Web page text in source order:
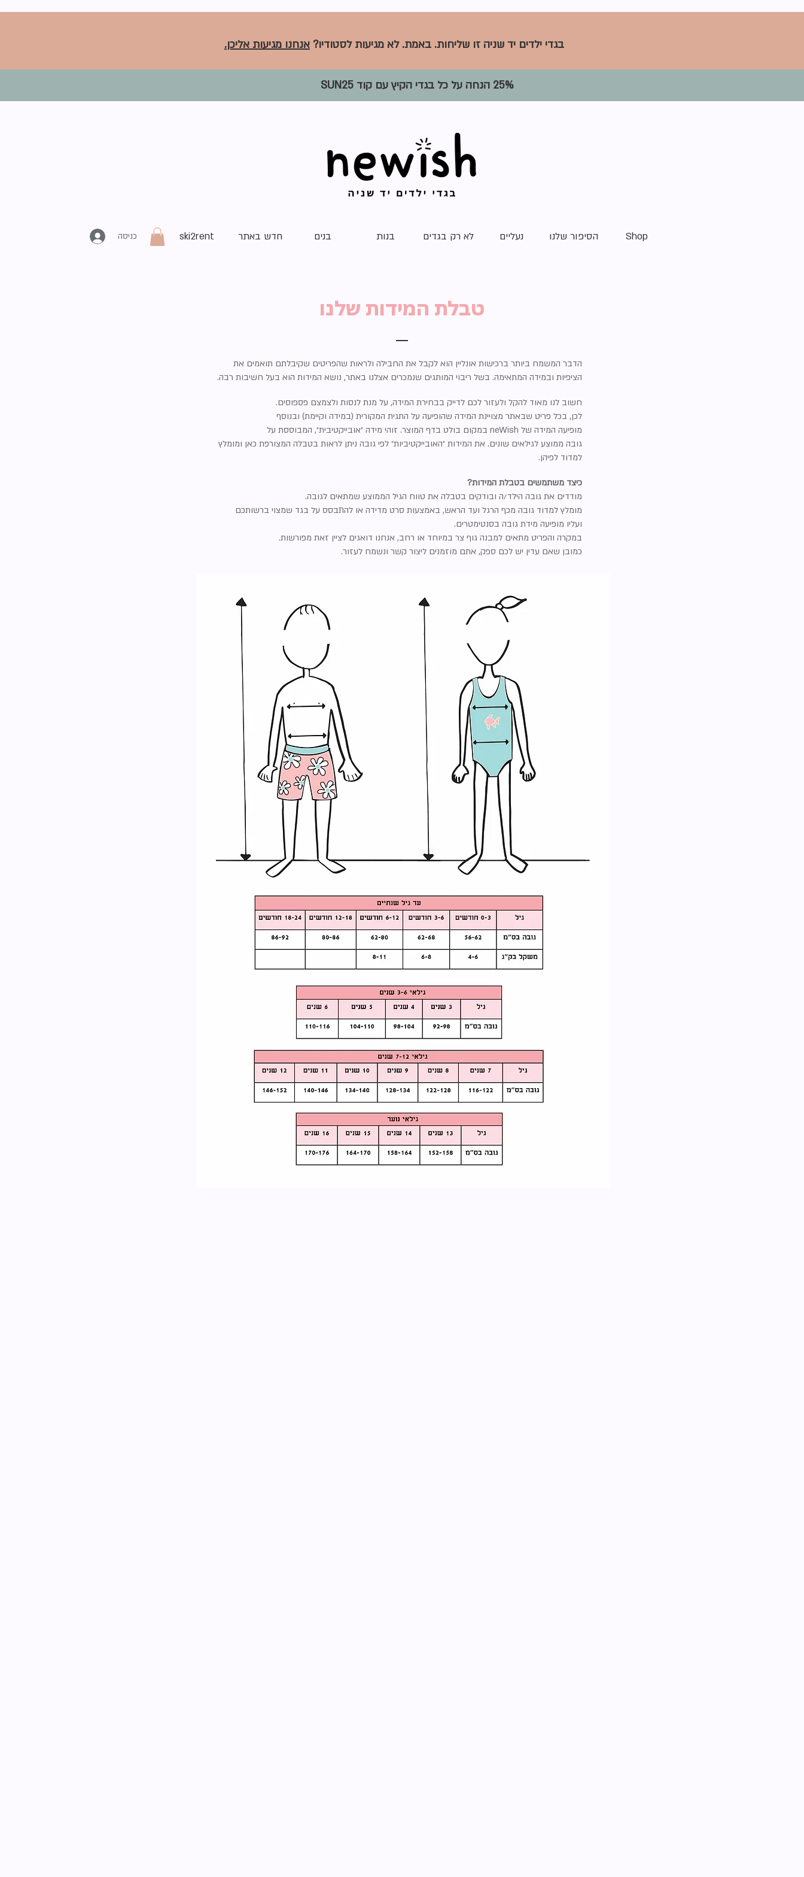
בגדי ילדים יד שניה זו שליחות. באמת. לא מגיעות לסטודיו? אנחנו מגיעות אליכן.
25% הנחה על כל בגדי הקיץ עם קוד SUN25
כניסה ski2rent חדש באתר בנים בנות לא רק בגדים נעליים הסיפור שלנו Shop
טבלת המידות שלנו
הדבר המשמח ביותר ברכישות אונליין הוא לקבל את החבילה ולראות שהפריטים שקיבלתם תואמים את
הציפיות ובמידה המתאימה. בשל ריבוי המותגים שנמכרים אצלנו באתר, נושא המידות הוא בעל חשיבות רבה.
חשוב לנו מאוד להקל ולעזור לכם לדייק בבחירת המידה, על מנת לנסות ולצמצם פספוסים.
לכן, בכל פריט שבאתר מצויינת המידה שהופיעה על התגית המקורית (במידה וקיימת) ובנוסף
מופיעה המידה של neWish במקום בולט בדף המוצר. זוהי מידה ״אובייקטיבית״, המבוססת על
גובה ממוצע לגילאים שונים. את המידות ״האובייקטיביות״ לפי גובה ניתן לראות בטבלה המצורפת כאן ומומלץ
למדוד לפיהן.
כיצד משתמשים בטבלת המידות?
מודדים את גובה הילד/ה ובודקים בטבלה את טווח הגיל הממוצע שמתאים לגובה.
מומלץ למדוד גובה מכף הרגל ועד הראש, באמצעות סרט מדידה או להתבסס על בגד שמצוי ברשותכם
ועליו מופיעה מידת גובה בסנטימטרים.
במקרה והפריט מתאים למבנה גוף צר במיוחד או רחב, אנחנו דואגים לציין זאת מפורשות.
כמובן שאם עדין יש לכם ספק, אתם מוזמנים ליצור קשר ונשמח לעזור.